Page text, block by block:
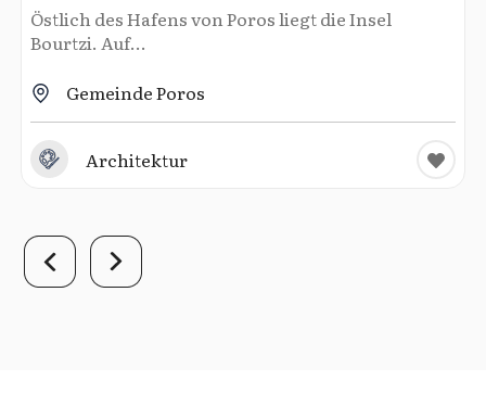
Östlich des Hafens von Poros liegt die Insel
Bourtzi. Auf...
Gemeinde Poros
Architektur